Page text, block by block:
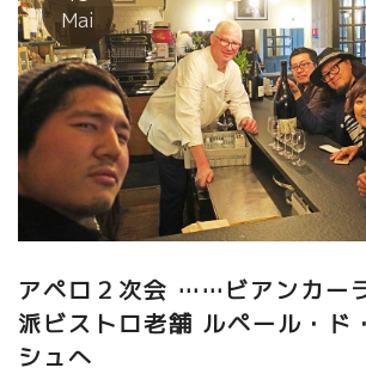
Thon地中海マグロのステーキ、完璧な焼き具
Mai
アペロ２次会 ……ビアンカー
派ビストロ老舗 ルペール・ド
シュへ